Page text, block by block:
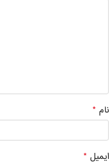
نام *
ایمیل *